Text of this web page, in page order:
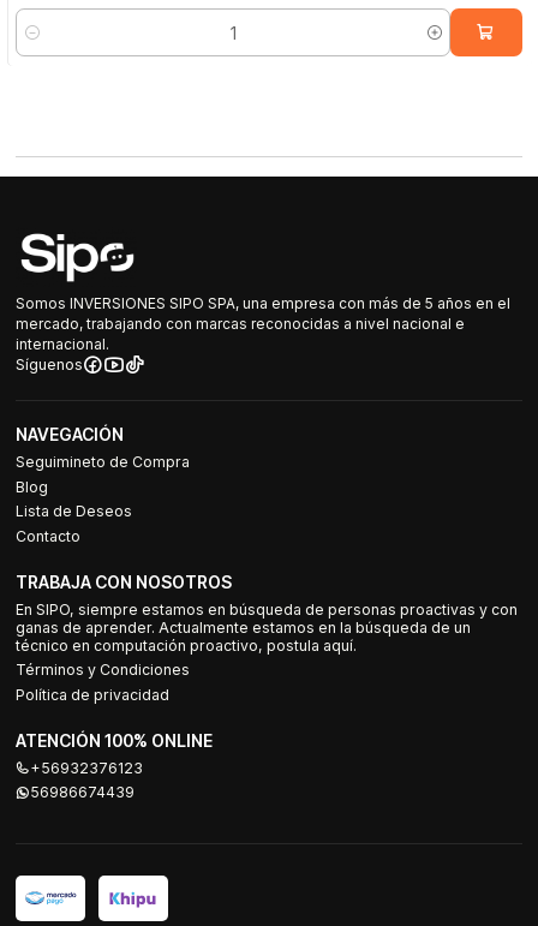
Cantidad
Somos INVERSIONES SIPO SPA, una empresa con más de 5 años en el
mercado, trabajando con marcas reconocidas a nivel nacional e
internacional.
Síguenos
NAVEGACIÓN
Seguimineto de Compra
Blog
Lista de Deseos
Contacto
TRABAJA CON NOSOTROS
En SIPO, siempre estamos en búsqueda de personas proactivas y con
ganas de aprender. Actualmente estamos en la búsqueda de un
técnico en computación proactivo, postula aquí.
Términos y Condiciones
Política de privacidad
ATENCIÓN 100% ONLINE
+56932376123
56986674439